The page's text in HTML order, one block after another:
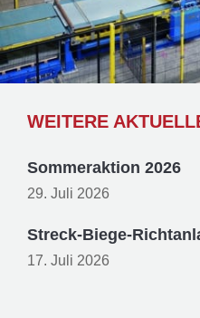
WEITERE
Sommeraktion 2026
29. Juli 2026
Streck-Biege-
17. Juli 2026